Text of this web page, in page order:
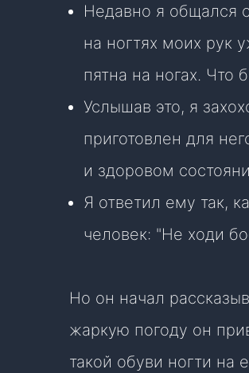
Недавно я общался
на ногтях моих рук
пятна на ногах. Что
Услышав это, я
приготовлен для
и здоровом
Я ответил ему так,
человек: "Не ходи
Но он начал
жаркую погоду он
такой обуви ногти на